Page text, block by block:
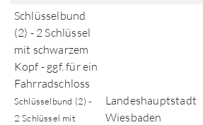
Schlüsselbund
(2) - 2 Schlüssel
mit schwarzem
Kopf - ggf. für ein
Fahrradschloss
Schlüsselbund (2) -
2 Schlüssel mit
Landeshauptstadt
Wiesbaden